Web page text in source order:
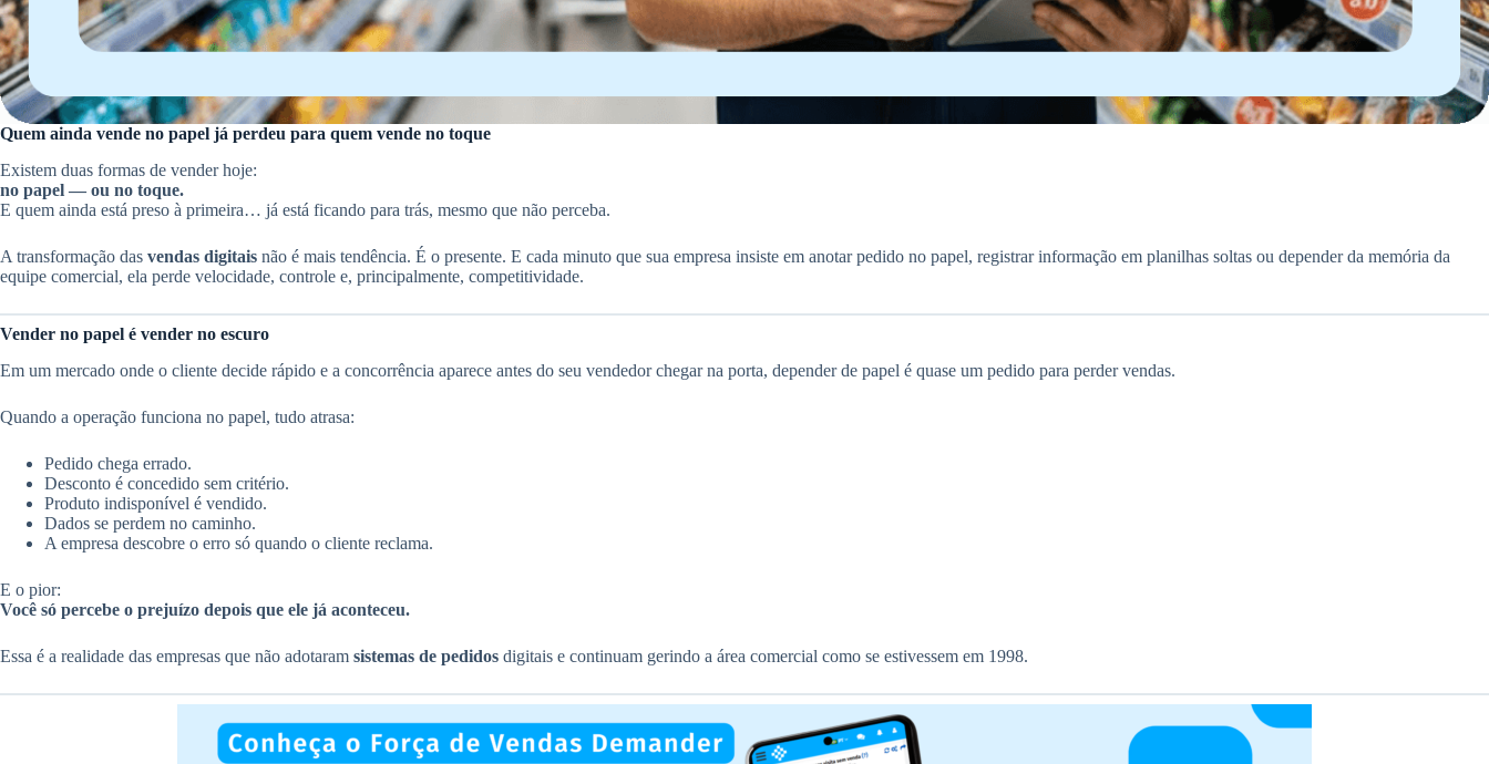
Quem ainda vende no papel já perdeu para quem vende no toque
Existem duas formas de vender hoje:
no papel — ou no toque.
E quem ainda está preso à primeira… já está ficando para trás, mesmo que não perceba.
A transformação das vendas digitais não é mais tendência. É o presente. E cada minuto que sua empresa insiste em anotar pedido no papel, registrar informação em planilhas soltas ou depender da memória da
equipe comercial, ela perde velocidade, controle e, principalmente, competitividade.
Vender no papel é vender no escuro
Em um mercado onde o cliente decide rápido e a concorrência aparece antes do seu vendedor chegar na porta, depender de papel é quase um pedido para perder vendas.
Quando a operação funciona no papel, tudo atrasa:
Pedido chega errado.
Desconto é concedido sem critério.
Produto indisponível é vendido.
Dados se perdem no caminho.
A empresa descobre o erro só quando o cliente reclama.
E o pior:
Você só percebe o prejuízo depois que ele já aconteceu.
Essa é a realidade das empresas que não adotaram sistemas de pedidos digitais e continuam gerindo a área comercial como se estivessem em 1998.